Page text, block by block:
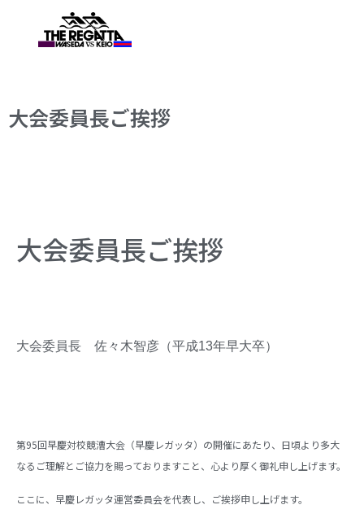
大会委員長ご挨拶
大会委員長ご挨拶
大会委員長 佐々木智彦（平成13年早大卒）
第95回早慶対校競漕大会（早慶レガッタ）の開催にあたり、日頃より多大
なるご理解とご協力を賜っておりますこと、心より厚く御礼申し上げます。
ここに、早慶レガッタ運営委員会を代表し、ご挨拶申し上げます。